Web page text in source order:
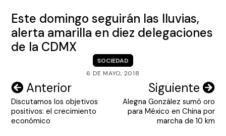
Este domingo seguirán las lluvias,
alerta amarilla en diez delegaciones
de la CDMX
SOCIEDAD
6 DE MAYO, 2018
Navegación
de
entradas
Anterior
Discutamos los objetivos
positivos: el crecimiento
económico
Siguiente
Alegna González sumó oro
para México en China por
marcha de 10 km